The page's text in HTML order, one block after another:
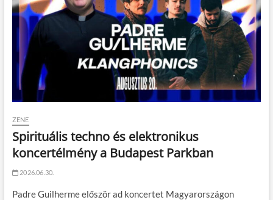
ZENE
Spirituális techno és elektronikus
koncertélmény a Budapest Parkban
2026.06.30.
Padre Guilherme először ad koncertet Magyarországon